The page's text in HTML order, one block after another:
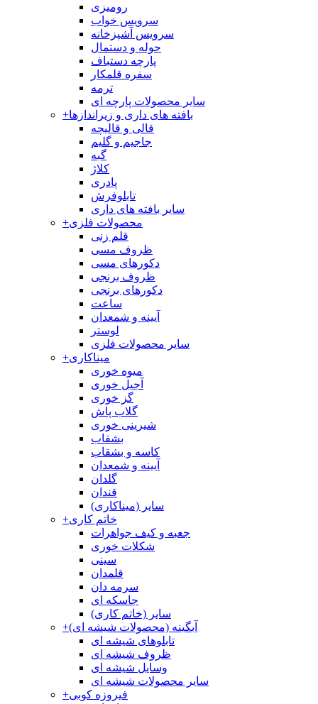
رومیزی
سرویس خواب
سرویس آشپزخانه
حوله و دستمال
پارچه دستباف
سفره قلمکار
ترمه
سایر محصولات پارچه ای
+بافته های داری و زیراندازها
قالی و قالیچه
جاجیم و گلیم
گبه
کلاژ
پادری
تابلوفرش
سایر بافته های داری
+محصولات فلزی
قلم زنی
ظروف مسی
دکورهای مسی
ظروف برنجی
دکورهای برنجی
ساعت
آیینه و شمعدان
لوستر
سایر محصولات فلزی
+میناکاری
میوه خوری
آجیل خوری
گز خوری
گلاب پاش
شیرینی خوری
بشقاب
کاسه و بشقاب
آیینه و شمعدان
گلدان
قندان
سایر (میناکاری)
+خاتم کاری
جعبه و کیف جواهرات
شکلات خوری
سینی
قلمدان
سرمه دان
جاسکه ای
سایر (خاتم کاری)
+آبگینه (محصولات شیشه ای)
تابلوهای شیشه ای
ظروف شیشه ای
وسایل شیشه ای
سایر محصولات شیشه ای
+فیروزه کوبی